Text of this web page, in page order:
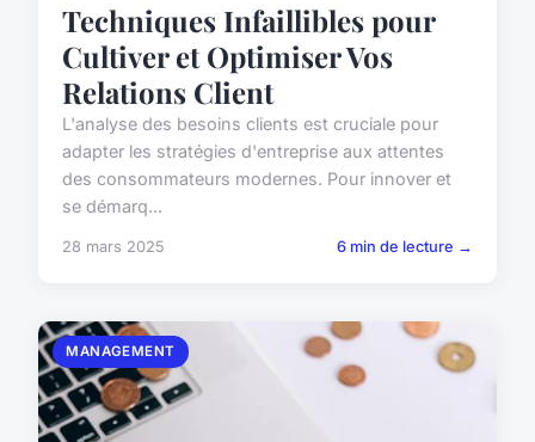
Techniques Infaillibles pour
Cultiver et Optimiser Vos
Relations Client
L'analyse des besoins clients est cruciale pour
adapter les stratégies d'entreprise aux attentes
des consommateurs modernes. Pour innover et
se démarq...
28 mars 2025 6 min de lecture →
MANAGEMENT